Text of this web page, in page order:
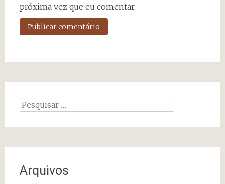
próxima vez que eu comentar.
Pesquisar
Arquivos